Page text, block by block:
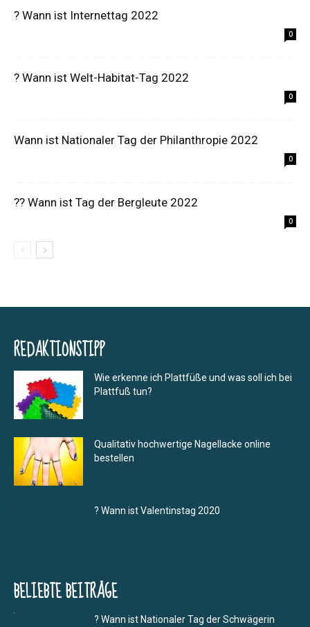
? Wann ist Internettag 2022
0
? Wann ist Welt-Habitat-Tag 2022
0
Wann ist Nationaler Tag der Philanthropie 2022
0
?‍? Wann ist Tag der Bergleute 2022
0
REDAKTIONSTIPP
Wie erkenne ich Plattfüße und was soll ich bei
Plattfuß tun?
Qualitativ hochwertige Nagellacke online
bestellen
? Wann ist Valentinstag 2020
BELIEBTE BEITRÄGE
? Wann ist Nationaler Tag der Schwägerin